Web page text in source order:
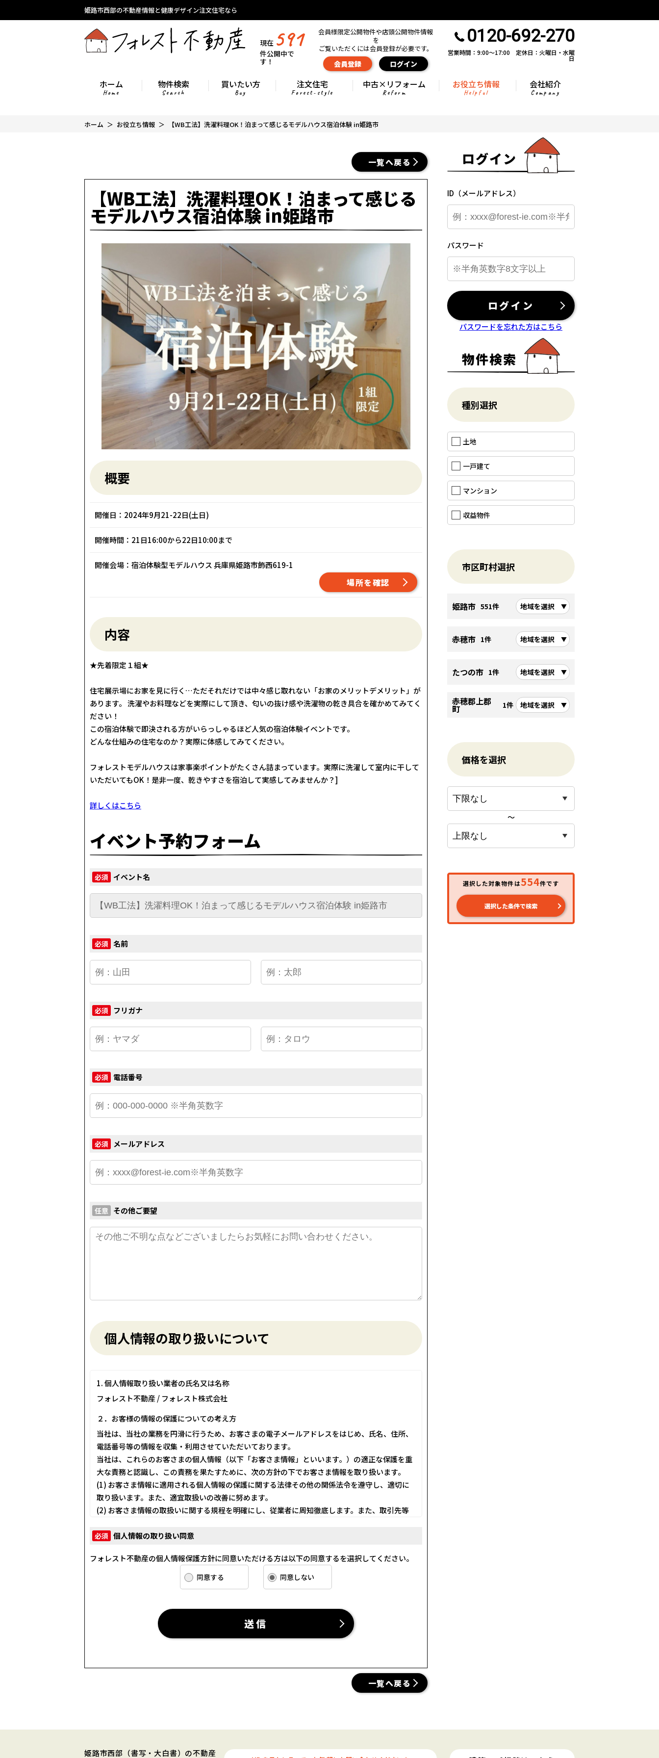
姫路市西部の不動産情報と健康デザイン注文住宅なら
現在591
件公開中で
す！
会員様限定公開物件や店頭公開物件情報
を
ご覧いただくには会員登録が必要です。
会員登録 ログイン
0120-692-270
営業時間：9:00〜17:00 定休日：火曜日・水曜
日
ホーム
Home
物件検索
Search
買いたい方
Buy
注文住宅
Forest-style
中古×リフォーム
Reform
お役立ち情報
Helpful
会社紹介
Company
ホーム お役立ち情報 【WB工法】洗濯料理OK！泊まって感じるモデルハウス宿泊体験 in姫路市
一覧へ戻る
【WB工法】洗濯料理OK！泊まって感じる
モデルハウス宿泊体験 in姫路市
概要
開催日：2024年9月21-22日(土日)
開催時間：21日16:00から22日10:00まで
開催会場：宿泊体験型モデルハウス 兵庫県姫路市飾西619-1
場所を確認
内容
★先着限定１組★
住宅展示場にお家を見に行く…ただそれだけでは中々感じ取れない「お家のメリットデメリット」が
あります。 洗濯やお料理などを実際にして頂き、匂いの抜け感や洗濯物の乾き具合を確かめてみてく
ださい！
この宿泊体験で即決される方がいらっしゃるほど人気の宿泊体験イベントです。
どんな仕組みの住宅なのか？実際に体感してみてください。
フォレストモデルハウスは家事楽ポイントがたくさん詰まっています。実際に洗濯して室内に干して
いただいてもOK！是非一度、乾きやすさを宿泊して実感してみませんか？]
詳しくはこちら
イベント予約フォーム
必須 イベント名
必須 名前
必須 フリガナ
必須 電話番号
必須 メールアドレス
任意 その他ご要望
個人情報の取り扱いについて
1. 個人情報取り扱い業者の氏名又は名称
フォレスト不動産 / フォレスト株式会社
２．お客様の情報の保護についての考え方
当社は、当社の業務を円滑に行うため、お客さまの電子メールアドレスをはじめ、氏名、住所、
電話番号等の情報を収集・利用させていただいております。
当社は、これらのお客さまの個人情報（以下「お客さま情報」といいます。）の適正な保護を重
大な責務と認識し、この責務を果たすために、次の方針の下でお客さま情報を取り扱います。
(1) お客さま情報に適用される個人情報の保護に関する法律その他の関係法令を遵守し、適切に
取り扱います。また、適宜取扱いの改善に努めます。
(2) お客さま情報の取扱いに関する規程を明確にし、従業者に周知徹底します。また、取引先等
(3) お客さま情報の収集に際しては、利用目的を特定して通知または公表し、その利用目的にし
(4) お客さま情報の漏洩、紛失、改ざん等を防止するために必要な 対策を講じて適切な管理を行
(5) 保有するお客さま情報について、お客さま本人からの開示、訂正、削除、利用停止の依頼を
具体的には、以下の内容に従ってお客さま情報の取り扱いをいたします。
３．お客様の情報の利用目的
は業務委託先等を通じて、お客さまの個人情報（お客さまの電子メールアドレス、氏名、住所、
電話番号等）を取得いたしますが、これらの個人情報は下記の目的に利用させていただきます。
(5) その他上記(1)から(4)に附随する業務の実施
必須 個人情報の取り扱い同意
フォレスト不動産の個人情報保護方針に同意いただける方は以下の同意するを選択してください。
同意する 同意しない
送信
一覧へ戻る
ログイン
ID（メールアドレス）
パスワード
ログイン
パスワードを忘れた方はこちら
物件検索
種別選択
土地
一戸建て
マンション
収益物件
市区町村選択
姫路市 551件 地域を選択
赤穂市 1件 地域を選択
たつの市 1件 地域を選択
赤穂郡上郡
町 1件 地域を選択
価格を選択
〜
選択した対象物件は554件です
選択した条件で検索
姫路市西部 （書写・大白書） の不動産